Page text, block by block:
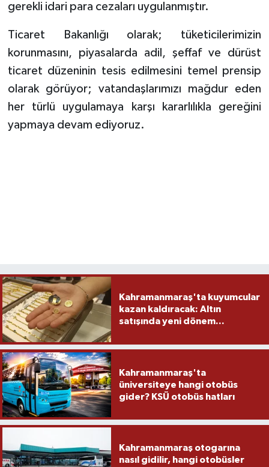
gerekli idari para cezaları uygulanmıştır.
Ticaret Bakanlığı olarak; tüketicilerimizin
korunmasını, piyasalarda adil, şeffaf ve dürüst
ticaret düzeninin tesis edilmesini temel prensip
olarak görüyor; vatandaşlarımızı mağdur eden
her türlü uygulamaya karşı kararlılıkla gereğini
yapmaya devam ediyoruz.
Kahramanmaraş'ta kuyumcular
kazan kaldıracak: Altın
satışında yeni dönem...
Kahramanmaraş'ta
üniversiteye hangi otobüs
gider? KSÜ otobüs hatları
Kahramanmaraş otogarına
nasıl gidilir, hangi otobüsler